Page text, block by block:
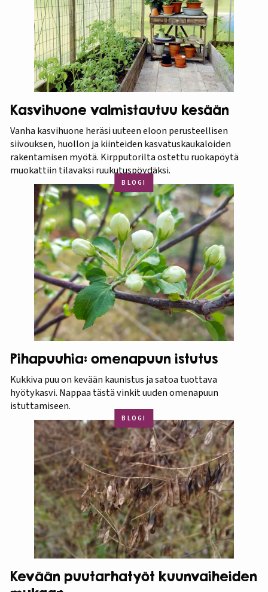
Kasvihuone valmistautuu kesään
Vanha kasvihuone heräsi uuteen eloon perusteellisen
siivouksen, huollon ja kiinteiden kasvatuskaukaloiden
rakentamisen myötä. Kirpputorilta ostettu ruokapöytä
muokattiin tilavaksi ruukutuspöydäksi.
BLOGI
Pihapuuhia: omenapuun istutus
Kukkiva puu on kevään kaunistus ja satoa tuottava
hyötykasvi. Nappaa tästä vinkit uuden omenapuun
istuttamiseen.
BLOGI
Kevään puutarhatyöt kuunvaiheiden